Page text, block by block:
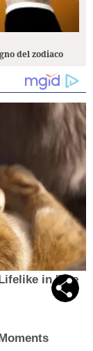
del zodiaco
in 'The